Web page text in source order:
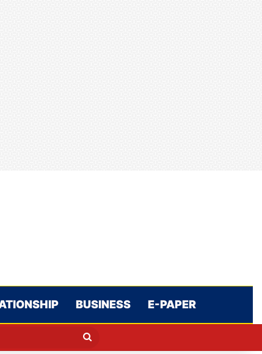
BUSINESS E-PAPER
Search